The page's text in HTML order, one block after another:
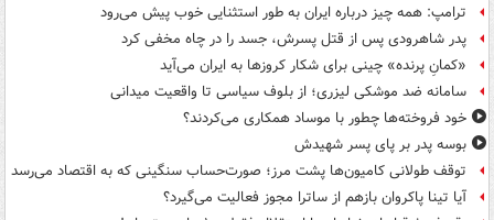
ترامپ: همه چیز درباره ایران به طور استثنایی خوب پیش می‌رود
پدر شاهرودی پس از قتل پسرش، جسد را در چاه مخفی کرد
«کمانِ پرنده» چینی برای شکار کروزها به ایران می‌آید
سامانه ضد موشکی لیزری؛ از بلوف سیاسی تا واقعیت میدانی
خود فروخته‌ها چطور با موساد همکاری می‌کردند؟
بوسه‌ پدر بر پای پسر شهیدش
توقف طولانی کامیون‌ها پشت مرز؛ صورت‌حساب سنگینی که به اقتصاد می‌رسد
آیا تینا پاکروان بازهم از ساترا مجوز فعالیت می‌گیرد؟